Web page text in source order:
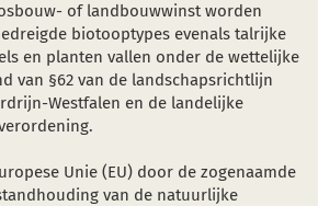
of landbouwwinst worden
biotooptypes evenals talrijke
en planten vallen onder de wettelijke
van §62 van de landschapsrichtlijn
Westfalen en de landelijke
Unie (EU) door de zogenaamde
van de natuurlijke